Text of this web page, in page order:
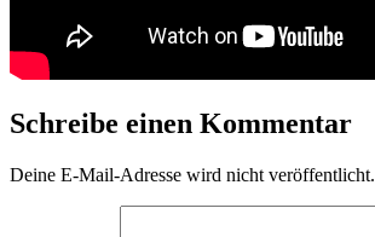
Schreibe einen Kommentar
Deine E-Mail-Adresse wird nicht veröffentlicht.